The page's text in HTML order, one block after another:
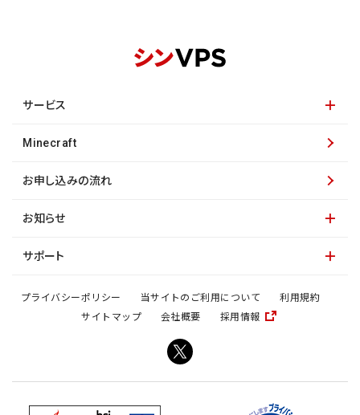
サービス
Minecraft
お申し込みの流れ
お知らせ
サポート
プライバシーポリシー 当サイトのご利用について
利用規約
サイトマップ
会社概要 採用情報